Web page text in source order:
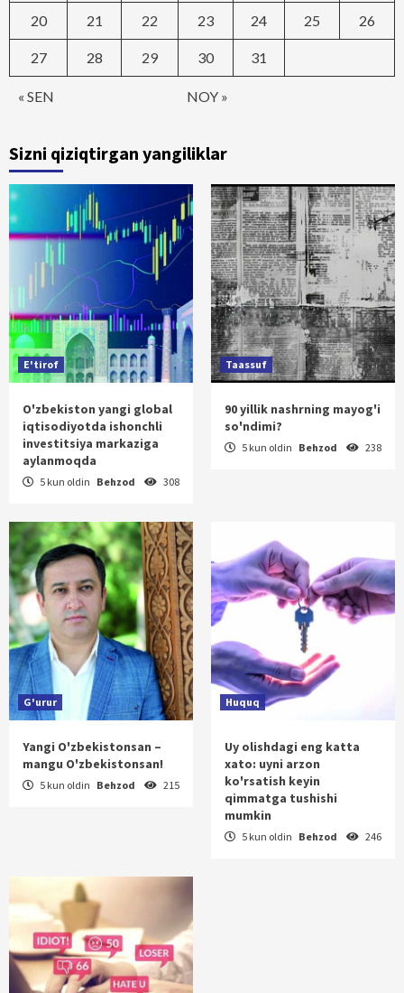
« SEN NOY »
20 21 22 23 24 25 26
27 28 29 30 31
Sizni qiziqtirgan yangiliklar
E'tirof
O'zbekiston yangi global
iqtisodiyotda ishonchli
investitsiya markaziga
aylanmoqda
5 kun oldin Behzod 308
Taassuf
90 yillik nashrning mayog'i
so'ndimi?
5 kun oldin Behzod 238
G'urur
Yangi O'zbekistonsan –
mangu O'zbekistonsan!
5 kun oldin Behzod 215
Huquq
Uy olishdagi eng katta
xato: uyni arzon
ko'rsatish keyin
qimmatga tushishi
mumkin
5 kun oldin Behzod 246